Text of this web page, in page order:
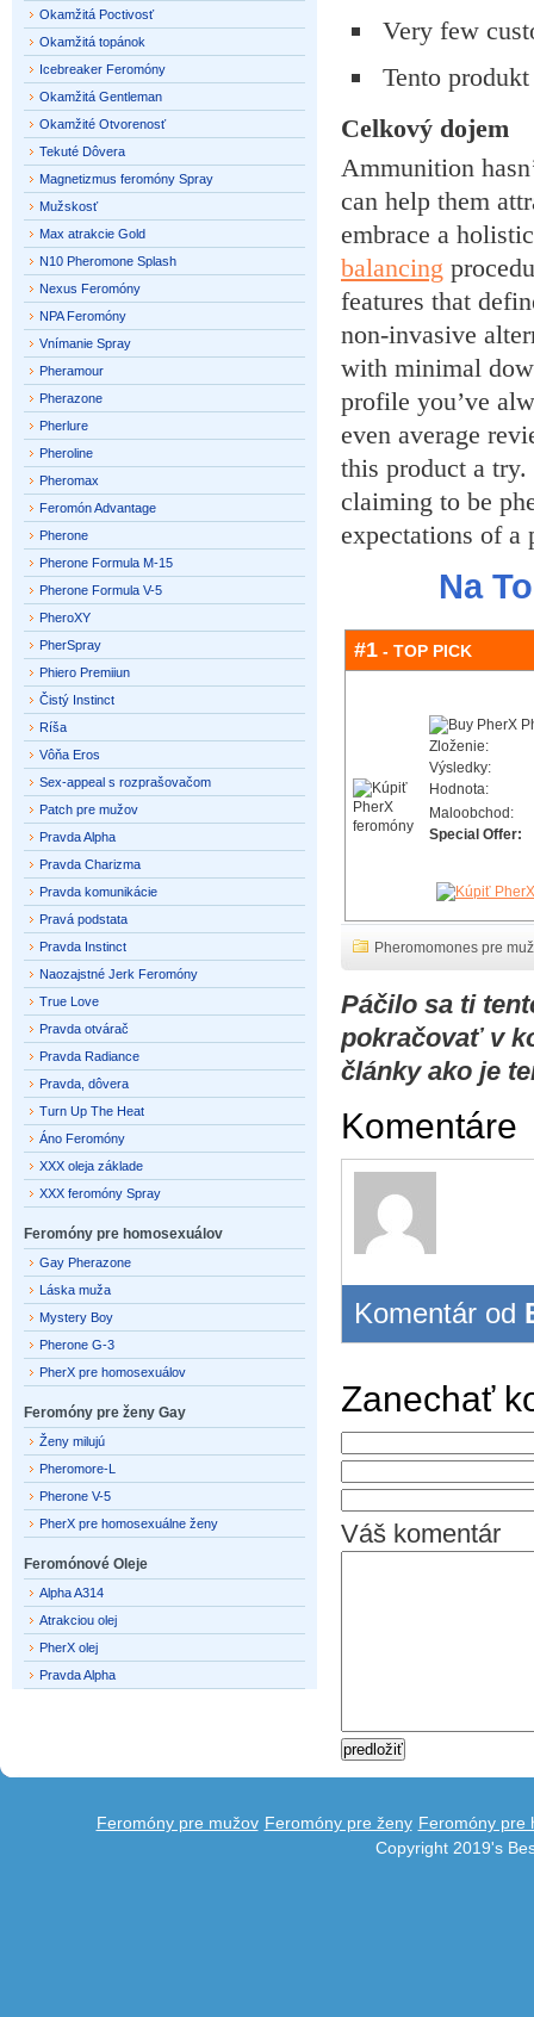
Very few
Tento
Celkový dojem
Ammunition
can help them
embrace a
balancing
features that
non-invasive
with minimal
profile you’ve
even average
this product a
claiming to be
expectations of a
Na
#1 - TOP PICK
Zloženie:
Výsledky:
Hodnota:
Maloobchod:
Special Offer:
Pheromomones pre
Páčilo sa ti
pokračovať v
články ako je
Komentáre
Komentár od
Zanechať
Váš komentár
Okamžitá Poctivosť
Okamžitá topánok
Icebreaker Feromóny
Okamžitá Gentleman
Okamžité Otvorenosť
Tekuté Dôvera
Magnetizmus feromóny Spray
Mužskosť
Max atrakcie Gold
N10 Pheromone Splash
Nexus Feromóny
NPA Feromóny
Vnímanie Spray
Pheramour
Pherazone
Pherlure
Pheroline
Pheromax
Feromón Advantage
Pherone
Pherone Formula M-15
Pherone Formula V-5
PheroXY
PherSpray
Phiero Premiiun
Čistý Instinct
Ríša
Vôňa Eros
Sex-appeal s rozprašovačom
Patch pre mužov
Pravda Alpha
Pravda Charizma
Pravda komunikácie
Pravá podstata
Pravda Instinct
Naozajstné Jerk Feromóny
True Love
Pravda otvárač
Pravda Radiance
Pravda, dôvera
Turn Up The Heat
Áno Feromóny
XXX oleja základe
XXX feromóny Spray
Feromóny pre homosexuálov
Gay Pherazone
Láska muža
Mystery Boy
Pherone G-3
PherX pre homosexuálov
Feromóny pre ženy Gay
Ženy milujú
Pheromore-L
Pherone V-5
PherX pre homosexuálne ženy
Feromónové Oleje
Alpha A314
Atrakciou olej
PherX olej
Pravda Alpha
Feromóny pre mužov Feromóny pre ženy Feromóny pre
Copyright 2019's